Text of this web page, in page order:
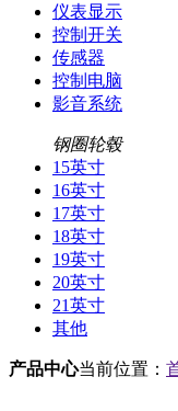
仪表显示
控制开关
传感器
控制电脑
影音系统
钢圈轮毂
15英寸
16英寸
17英寸
18英寸
19英寸
20英寸
21英寸
其他
产品中心当前位置：